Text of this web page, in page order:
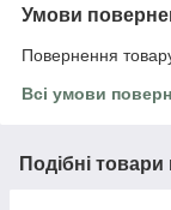
Умови
Повернення
Всі умови
Подібні товари